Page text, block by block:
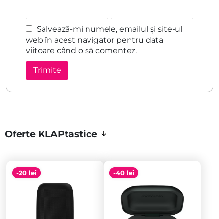
Salvează-mi numele, emailul și site-ul
web în acest navigator pentru data
viitoare când o să comentez.
Oferte KLAPtastice
-20 lei -40 lei